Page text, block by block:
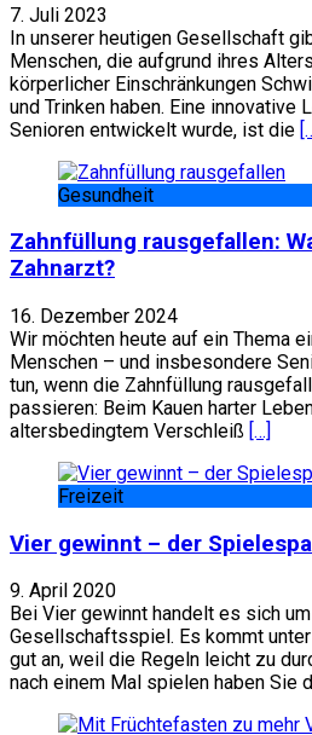
7. Juli 2023
In unserer heutigen Gesellschaft
Menschen, die aufgrund ihres
körperlicher Einschränkungen
und Trinken haben. Eine innovative
Senioren entwickelt wurde, ist die
Gesundheit
Zahnfüllung rausgefallen:
Zahnarzt?
16. Dezember 2024
Wir möchten heute auf ein Thema
Menschen – und insbesondere
tun, wenn die Zahnfüllung
passieren: Beim Kauen harter
altersbedingtem Verschleiß […]
Freizeit
Vier gewinnt – der
9. April 2020
Bei Vier gewinnt handelt es sich
Gesellschaftsspiel. Es kommt
gut an, weil die Regeln leicht zu
nach einem Mal spielen haben Sie